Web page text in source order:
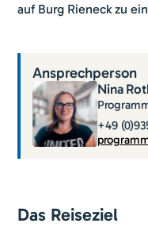
auf Burg Rieneck zu
Ansprechperson
Nina
+49
Das Reiseziel